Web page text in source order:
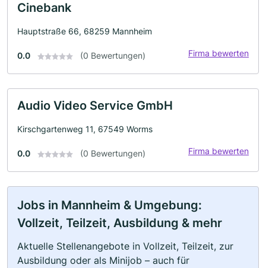
Cinebank
Hauptstraße 66, 68259 Mannheim
0.0 (0 Bewertungen) Firma bewerten
Audio Video Service GmbH
Kirschgartenweg 11, 67549 Worms
0.0 (0 Bewertungen) Firma bewerten
Jobs in Mannheim & Umgebung:
Vollzeit, Teilzeit, Ausbildung & mehr
Aktuelle Stellenangebote in Vollzeit, Teilzeit, zur
Ausbildung oder als Minijob – auch für